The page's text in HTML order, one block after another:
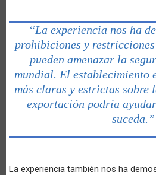
“La experiencia nos ha
prohibiciones y
pueden amenazar la
mundial. El establecimiento
más claras y estrictas sobre
exportación podría
suceda.”
La experiencia también nos ha